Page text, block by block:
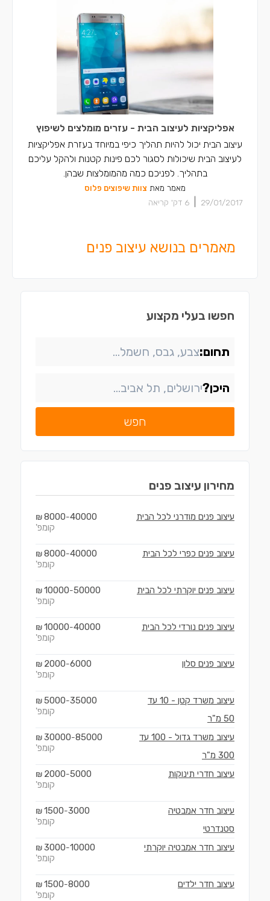
אפליקציות לעיצוב הבית - עזרים מומלצים לשיפוץ
עיצוב הבית יכול להיות תהליך כיפי במיוחד בעזרת אפליקציות
לעיצוב הבית שיכולות לסגור לכם פינות קטנות ולהקל עליכם
בתהליך. לפניכם כמה מהמומלצות שבהן.
מאמר מאת צוות שיפוצים פלוס
29/01/2017
6 דק' קריאה
מאמרים בנושא עיצוב פנים
חפשו בעלי מקצוע
תחום:
היכן?
חפש
מחירון עיצוב פנים
עיצוב פנים מודרני לכל הבית 8000-40000
₪
קומפ'
עיצוב פנים כפרי לכל הבית 8000-40000
₪
קומפ'
עיצוב פנים יוקרתי לכל הבית 10000-50000
₪
קומפ'
עיצוב פנים נורדי לכל הבית 10000-40000
₪
קומפ'
עיצוב פנים סלון 2000-6000
₪
קומפ'
עיצוב משרד קטן - 10 עד
50 מ"ר
5000-35000
₪
קומפ'
עיצוב משרד גדול - 100 עד
300 מ"ר
30000-85000
₪
קומפ'
עיצוב חדרי תינוקות 2000-5000
₪
קומפ'
עיצוב חדר אמבטיה
סטנדרטי
1500-3000
₪
קומפ'
עיצוב חדר אמבטיה יוקרתי 3000-10000
₪
קומפ'
עיצוב חדר ילדים 1500-8000
₪
קומפ'